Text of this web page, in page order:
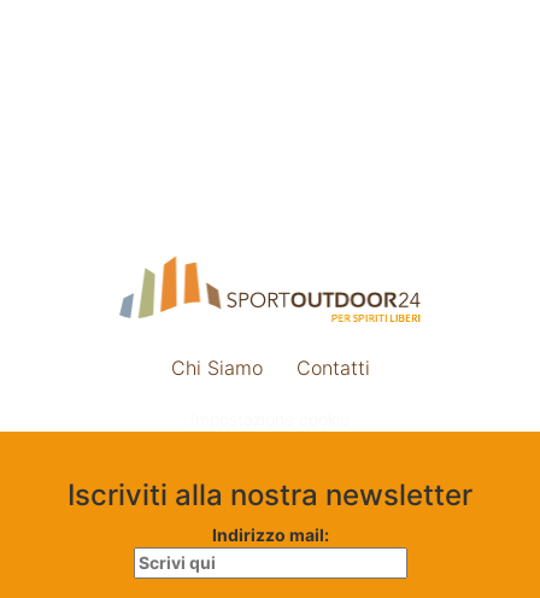
Chi Siamo Contatti
Iscriviti alla nostra newsletter
Indirizzo mail: